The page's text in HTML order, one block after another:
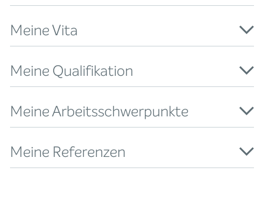
Meine Vita
Meine Qualifikation
Meine Arbeitsschwerpunkte
Meine Referenzen